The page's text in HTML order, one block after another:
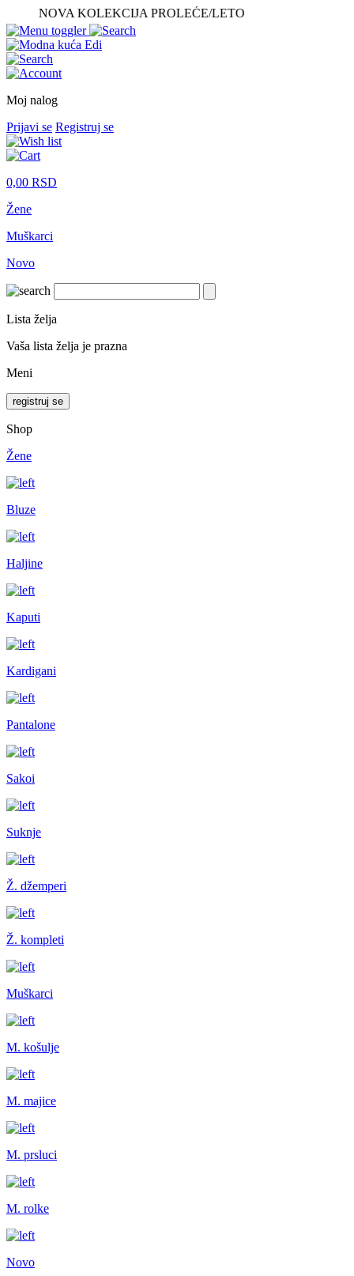
NOVA KOLEKCIJA PROLEĆE/LETO
Moj nalog
Prijavi se Registruj se
0,00 RSD
Žene
Muškarci
Novo
Lista želja
Vaša lista želja je prazna
Meni
registruj se
Shop
Žene
Bluze
Haljine
Kaputi
Kardigani
Pantalone
Sakoi
Suknje
Ž. džemperi
Ž. kompleti
Muškarci
M. košulje
M. majice
M. prsluci
M. rolke
Novo